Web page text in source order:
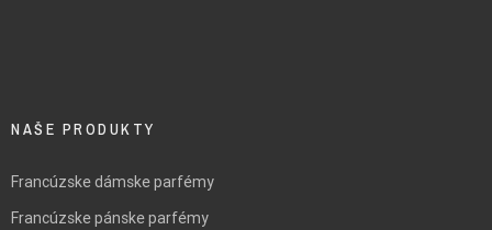
NAŠE PRODUKTY
Francúzske dámske parfémy
Francúzske pánske parfémy